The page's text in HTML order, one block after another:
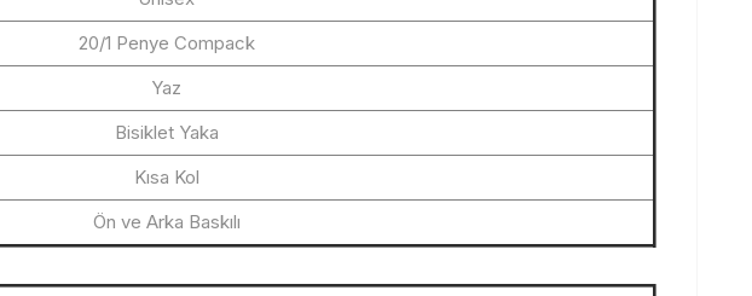
20/1 Penye Compack
Yaz
Bisiklet Yaka
Kısa Kol
Ön ve Arka Baskılı